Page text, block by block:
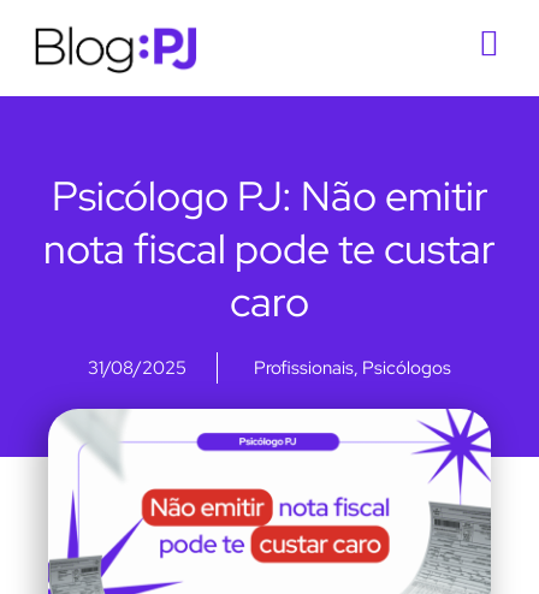
Psicólogo PJ: Não emitir
nota fiscal pode te custar
caro
31/08/2025 Profissionais, Psicólogos